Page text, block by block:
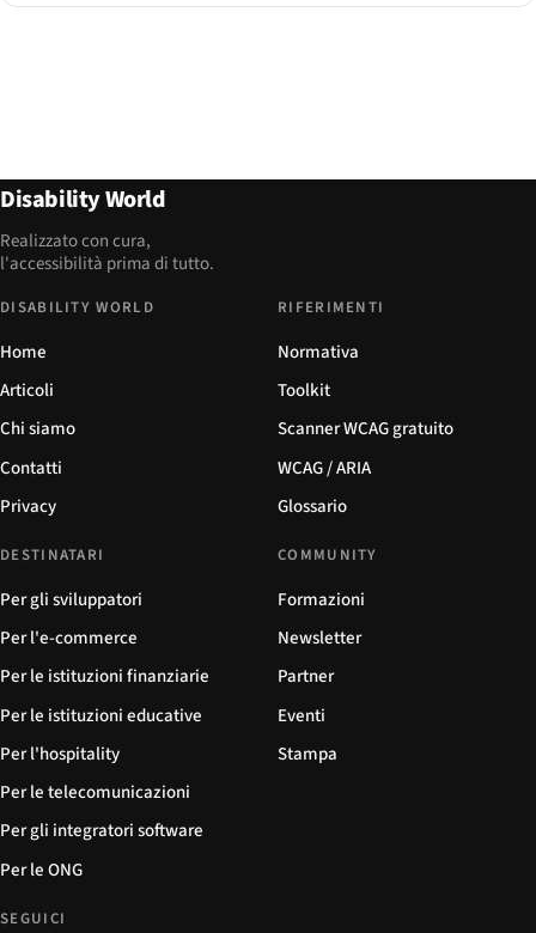
Disability World
Realizzato con cura,
l'accessibilità prima di tutto.
DISABILITY WORLD
Home
Articoli
Chi siamo
Contatti
Privacy
RIFERIMENTI
Normativa
Toolkit
Scanner WCAG gratuito
WCAG / ARIA
Glossario
DESTINATARI
Per gli sviluppatori
Per l'e-commerce
Per le istituzioni finanziarie
Per le istituzioni educative
Per l'hospitality
Per le telecomunicazioni
Per gli integratori software
Per le ONG
COMMUNITY
Formazioni
Newsletter
Partner
Eventi
Stampa
SEGUICI